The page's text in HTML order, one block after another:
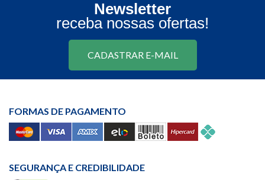
Newsletter
receba nossas ofertas!
CADASTRAR E-MAIL
FORMAS DE PAGAMENTO
SEGURANÇA E CREDIBILIDADE